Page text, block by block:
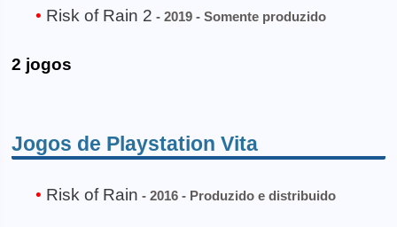
Risk of Rain 2 - 2019 - Somente produzido
2 jogos
Jogos de Playstation Vita
Risk of Rain - 2016 - Produzido e distribuido